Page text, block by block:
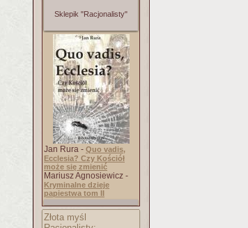
Sklepik "Racjonalisty"
Jan Rura - Quo vadis,
Ecclesia? Czy Kościół
może się zmienić
Mariusz Agnosiewicz -
Kryminalne dzieje
papiestwa tom II
Złota myśl